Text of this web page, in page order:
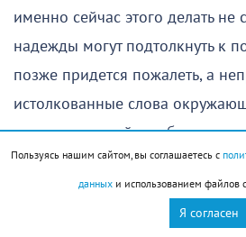
именно сейчас этого делать не
надежды могут подтолкнуть к
позже придется пожалеть, а
истолкованные слова
станут причиной ошибок.
Вторая половина дня пройдет
предсказуемее. Она позволит
Пользуясь нашим сайтом, вы соглашаетесь с
данныхи использованием файлов
Я согласен